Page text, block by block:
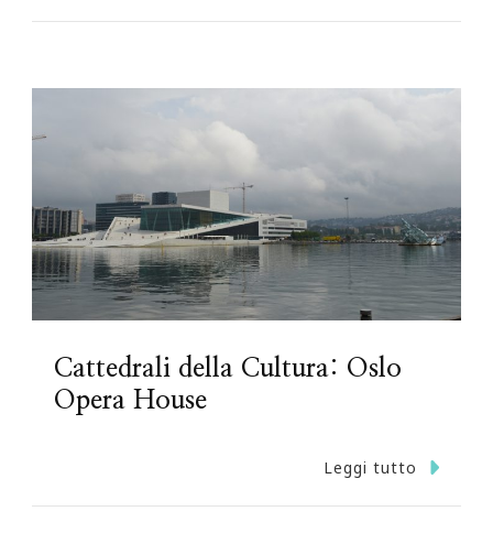
Cattedrali della Cultura: Oslo
Opera House
Leggi tutto